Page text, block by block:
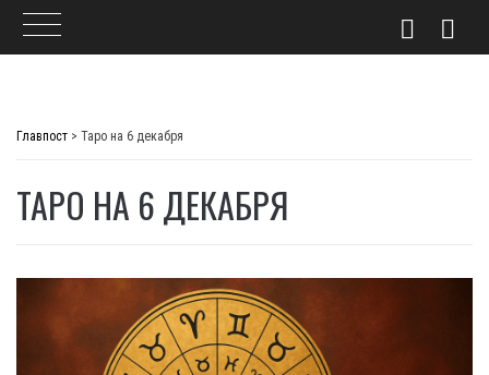
Главпост > Таро на 6 декабря
ТАРО НА 6 ДЕКАБРЯ